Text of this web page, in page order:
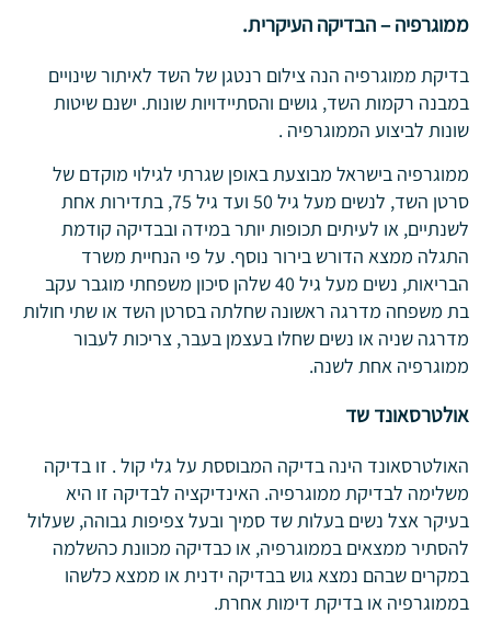
ממוגרפיה – הבדיקה העיקרית.
בדיקת ממוגרפיה הנה צילום רנטגן של השד לאיתור שינויים
במבנה רקמות השד, גושים והסתיידויות שונות. ישנם שיטות
שונות לביצוע הממוגרפיה .
ממוגרפיה בישראל מבוצעת באופן שגרתי לגילוי מוקדם של
סרטן השד, לנשים מעל גיל 50 ועד גיל 75, בתדירות אחת
לשנתיים, או לעיתים תכופות יותר במידה ובבדיקה קודמת
התגלה ממצא הדורש בירור נוסף. על פי הנחיית משרד
הבריאות, נשים מעל גיל 40 שלהן סיכון משפחתי מוגבר עקב
בת משפחה מדרגה ראשונה שחלתה בסרטן השד או שתי חולות
מדרגה שניה או נשים שחלו בעצמן בעבר, צריכות לעבור
ממוגרפיה אחת לשנה.
אולטרסאונד שד
האולטרסאונד הינה בדיקה המבוססת על גלי קול . זו בדיקה
משלימה לבדיקת ממוגרפיה. האינדיקציה לבדיקה זו היא
בעיקר אצל נשים בעלות שד סמיך ובעל צפיפות גבוהה, שעלול
להסתיר ממצאים בממוגרפיה, או כבדיקה מכוונת כהשלמה
במקרים שבהם נמצא גוש בבדיקה ידנית או ממצא כלשהו
בממוגרפיה או בדיקת דימות אחרת.